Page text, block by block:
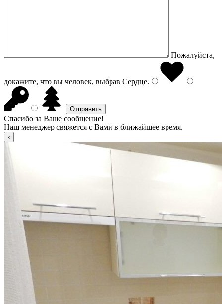
Пожалуйста,
докажите, что вы человек, выбрав Сердце.
Спасибо за Ваше сообщение!
Наш менеджер свяжется с Вами в ближайшее время.